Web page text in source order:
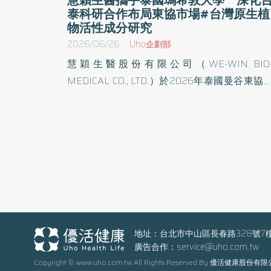
泰科研合作布局東協市場#台灣原生植
物活性成分研究
2026/06/26 Uho企劃部
慧穎生醫股份有限公司（WE-WIN
MEDICAL CO., LTD.）於2026年泰國曼谷東協美
化科研合作，並為技術交流、產業鏈結及東協
場布局奠定基礎。 隨著東協美容與個人護理市場
持續成長，泰國已成為東南亞重要的美容產品研
發與製造中心。根據市場研究資料，泰國化妝
地址：台北市中山區長春路328號7
廣告合作： service@uho.com.tw
Copyright © www.uho.com.tw All Rights Reserved By 優活健康股份有限